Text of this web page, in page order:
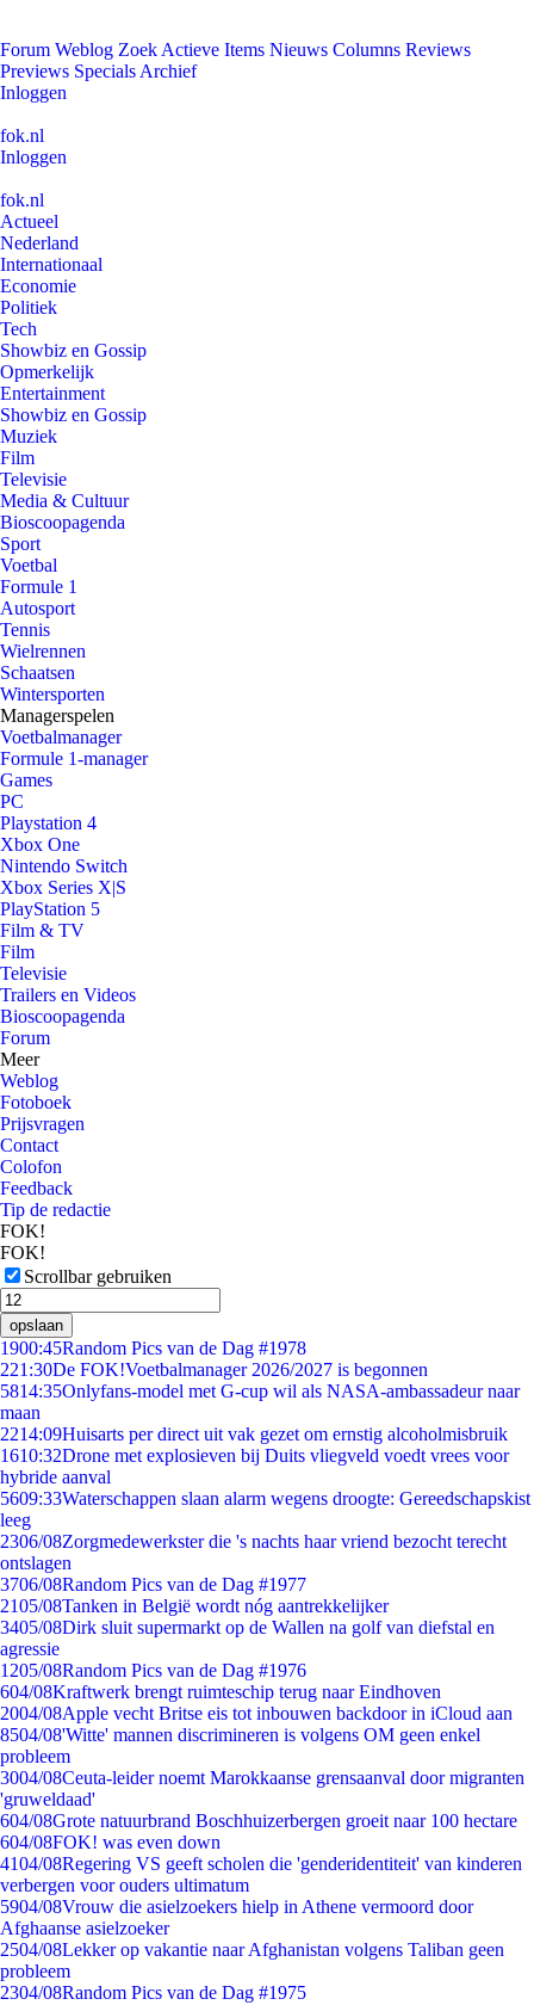
Forum Weblog Zoek Actieve Items Nieuws Columns Reviews
Previews Specials Archief
Inloggen
fok.nl
Inloggen
fok.nl
Actueel
Nederland
Internationaal
Economie
Politiek
Tech
Showbiz en Gossip
Opmerkelijk
Entertainment
Showbiz en Gossip
Muziek
Film
Televisie
Media & Cultuur
Bioscoopagenda
Sport
Voetbal
Formule 1
Autosport
Tennis
Wielrennen
Schaatsen
Wintersporten
Managerspelen
Voetbalmanager
Formule 1-manager
Games
PC
Playstation 4
Xbox One
Nintendo Switch
Xbox Series X|S
PlayStation 5
Film & TV
Film
Televisie
Trailers en Videos
Bioscoopagenda
Forum
Meer
Weblog
Fotoboek
Prijsvragen
Contact
Colofon
Feedback
Tip de redactie
FOK!
FOK!
Scrollbar gebruiken
opslaan
1900:45Random Pics van de Dag #1978
221:30De FOK!Voetbalmanager 2026/2027 is begonnen
5814:35Onlyfans-model met G-cup wil als NASA-ambassadeur naar
maan
2214:09Huisarts per direct uit vak gezet om ernstig alcoholmisbruik
1610:32Drone met explosieven bij Duits vliegveld voedt vrees voor
hybride aanval
5609:33Waterschappen slaan alarm wegens droogte: Gereedschapskist
leeg
2306/08Zorgmedewerkster die 's nachts haar vriend bezocht terecht
ontslagen
3706/08Random Pics van de Dag #1977
2105/08Tanken in België wordt nóg aantrekkelijker
3405/08Dirk sluit supermarkt op de Wallen na golf van diefstal en
agressie
1205/08Random Pics van de Dag #1976
604/08Kraftwerk brengt ruimteschip terug naar Eindhoven
2004/08Apple vecht Britse eis tot inbouwen backdoor in iCloud aan
8504/08'Witte' mannen discrimineren is volgens OM geen enkel
probleem
3004/08Ceuta-leider noemt Marokkaanse grensaanval door migranten
'gruweldaad'
604/08Grote natuurbrand Boschhuizerbergen groeit naar 100 hectare
604/08FOK! was even down
4104/08Regering VS geeft scholen die 'genderidentiteit' van kinderen
verbergen voor ouders ultimatum
5904/08Vrouw die asielzoekers hielp in Athene vermoord door
Afghaanse asielzoeker
2504/08Lekker op vakantie naar Afghanistan volgens Taliban geen
probleem
2304/08Random Pics van de Dag #1975